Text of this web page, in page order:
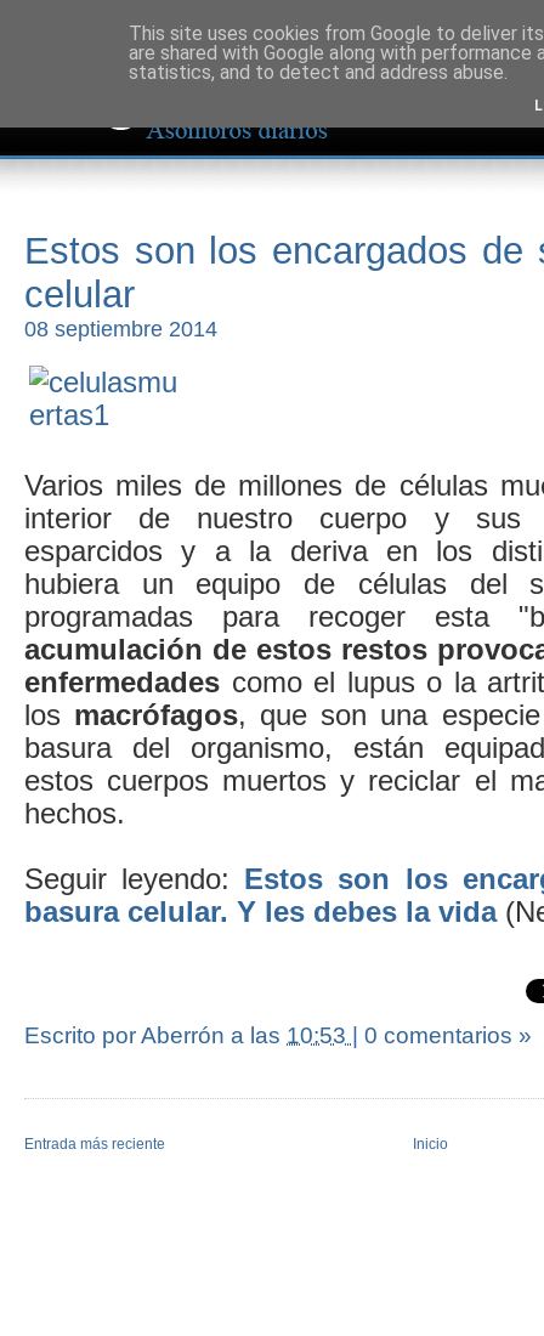
Estos son los encargados de
celular
08 septiembre 2014
Varios miles de millones de células
interior de nuestro cuerpo y sus
esparcidos y a la deriva en los
hubiera un equipo de células del
programadas para recoger esta
acumulación de estos restos
enfermedades como el lupus o la
los macrófagos, que son una
basura del organismo, están
estos cuerpos muertos y reciclar el
hechos.
Seguir leyendo: Estos son los
basura celular. Y les debes la vida
Escrito por Aberrón a las 10:53 | 0 comentarios »
Entrada más reciente Inicio
This site uses cookies from Google to deliver
are shared with Google along with
statistics, and to detect and address abuse.